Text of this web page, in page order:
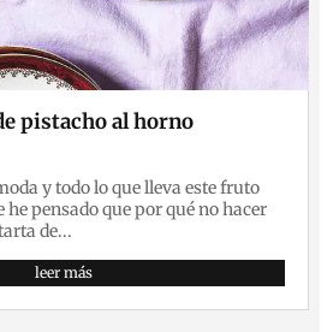
pistacho al horno
y todo lo que lleva este fruto
pensado que por qué no hacer
de...
leer más